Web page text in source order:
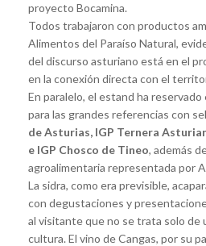
proyecto Bocamina.
Todos trabajaron con productos
Alimentos del Paraíso Natural,
del discurso asturiano está en el
en la conexión directa con el
En paralelo, el estand ha
para las grandes referencias con
de Asturias, IGP Ternera
e IGP Chosco de Tineo, además
agroalimentaria representada por
La sidra, como era previsible,
con degustaciones y
al visitante que no se trata solo de
cultura. El vino de Cangas, por su